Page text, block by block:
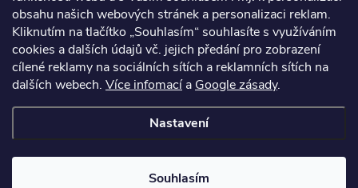
obsahu našich webových stránek a personalizaci reklam.
Kliknutím na tlačítko „Souhlasím“ souhlasíte s využíváním
cookies a dalších údajů vč. jejich předání pro zobrazení
cílené reklamy na sociálních sítích a reklamních sítích na
dalších webech. Více infomacía Google zásady.
Nastavení
Souhlasím
Přijímáme online platby
Copyright 2026Inproducts. Všechna práva vyhrazena.